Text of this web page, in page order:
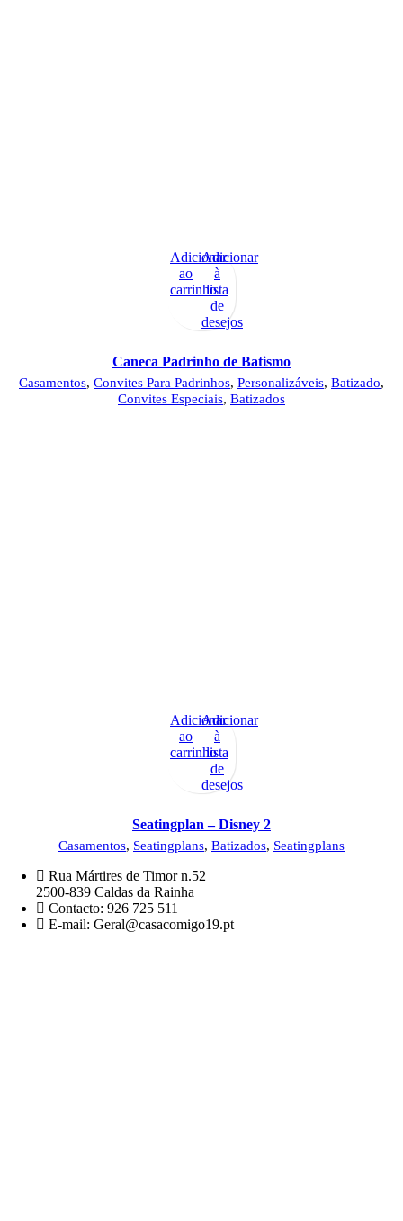
Adicionar
ao
carrinho
Adicionar
à
lista
de
desejos
Caneca Padrinho de Batismo
Casamentos, Convites Para Padrinhos, Personalizáveis, Batizado,
Convites Especiais, Batizados
Adicionar
ao
carrinho
Adicionar
à
lista
de
desejos
Seatingplan – Disney 2
Casamentos, Seatingplans, Batizados, Seatingplans
Rua Mártires de Timor n.52
2500-839 Caldas da Rainha
Contacto: 926 725 511
E-mail: Geral@casacomigo19.pt